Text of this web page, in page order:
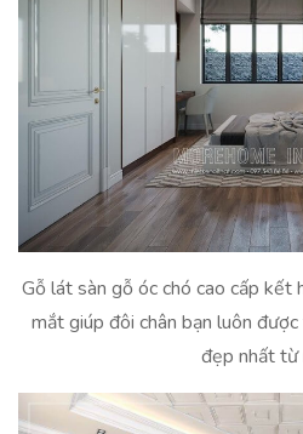
Gỗ lát sàn gỗ óc chó cao cấp kết
mắt giúp đôi chân bạn luôn
đẹp nhất từ